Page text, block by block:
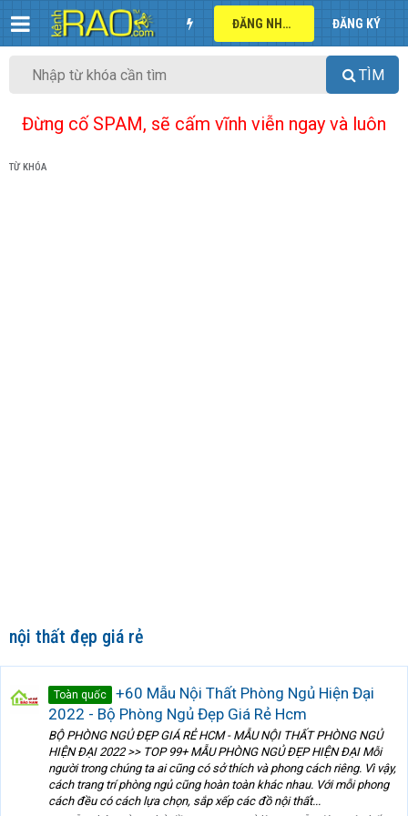
ĐĂNG NHẬP ĐĂNG KÝ
TÌM
Đừng cố SPAM, sẽ cấm vĩnh viễn ngay và luôn
TỪ KHÓA
nội thất đẹp giá rẻ
Toàn quốc
+60 Mẫu Nội Thất Phòng Ngủ Hiện Đại
2022 - Bộ Phòng Ngủ Đẹp Giá Rẻ Hcm
BỘ PHÒNG NGỦ ĐẸP GIÁ RẺ HCM - MẪU NỘI THẤT PHÒNG NGỦ
HIỆN ĐẠI 2022 >> TOP 99+ MẪU PHÒNG NGỦ ĐẸP HIỆN ĐẠI Mỗi
người trong chúng ta ai cũng có sở thích và phong cách riêng. Vì vậy,
cách trang trí phòng ngủ cũng hoàn toàn khác nhau. Với mỗi phong
cách đều có cách lựa chọn, sắp xếp các đồ nội thất...